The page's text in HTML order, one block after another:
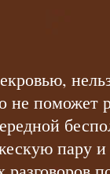
поможет
пару и